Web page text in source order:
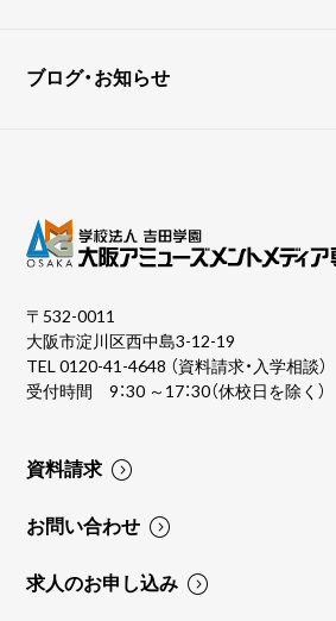
ブログ・お知らせ
〒532-0011
大阪市淀川区西中島3-12-19
TEL0120-41-4648 （資料請求・入学相談）
受付時間 9：30 ～17：30（休校日を除く）
資料請求
お問い合わせ
求人のお申し込み